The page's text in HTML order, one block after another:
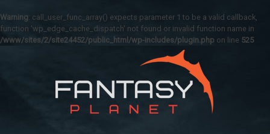
Warning: call_user_func_array() expects parameter 1 to be a valid callback,
function 'wp_edge_cache_dispatch' not found or invalid function name in
/www/sites/2/site24452/public_html/wp-includes/plugin.php on line 525